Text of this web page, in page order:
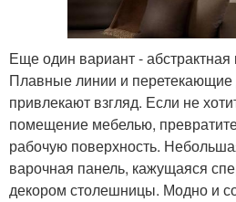
Еще один вариант - абстрактная
Плавные линии и перетекающие
привлекают взгляд. Если не
помещение мебелью,
рабочую поверхность.
варочная панель, кажущаяся
декором столешницы. Модно и